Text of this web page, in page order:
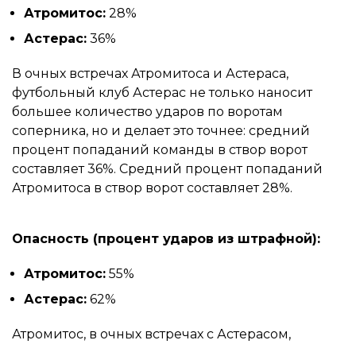
Атромитос: 28%
Астерас: 36%
В очных встречах Атромитоса и Астераса,
футбольный клуб Астерас не только наносит
большее количество ударов по воротам
соперника, но и делает это точнее: средний
процент попаданий команды в створ ворот
составляет 36%. Средний процент попаданий
Атромитоса в створ ворот составляет 28%.
Опасность (процент ударов из штрафной):
Атромитос: 55%
Астерас: 62%
Атромитос, в очных встречах с Астерасом,